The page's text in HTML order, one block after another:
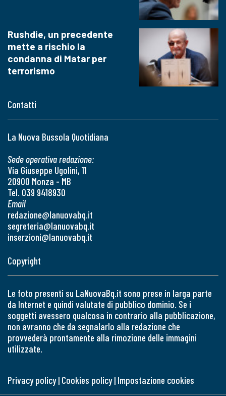
Contatti
La Nuova Bussola Quotidiana
Sede operativa redazione:
Via Giuseppe Ugolini, 11
20900 Monza - MB
Tel. 039 9418930
Email
redazione@lanuovabq.it
segreteria@lanuovabq.it
inserzioni@lanuovabq.it
Rushdie, un precedente
mette a rischio la
condanna di Matar per
terrorismo
Copyright
Le foto presenti su LaNuovaBq.it sono prese in larga parte
da Internet e quindi valutate di pubblico dominio. Se i
soggetti avessero qualcosa in contrario alla pubblicazione,
non avranno che da segnalarlo alla redazione che
provvederà prontamente alla rimozione delle immagini
utilizzate.
Privacy policy| Cookies policy| Impostazione cookies